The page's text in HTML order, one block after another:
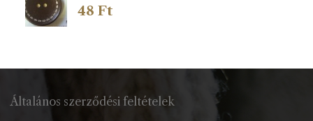
48 Ft
Általános szerződési feltételek